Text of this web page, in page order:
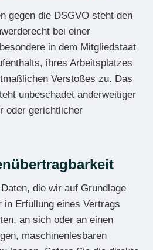
gegen die DSGVO steht den
bei einer
in dem Mitgliedstaat
ihres Arbeitsplatzes
Verstoßes zu. Das
unbeschadet anderweitiger
oder gerichtlicher
die wir auf Grundlage
in Erfüllung eines Vertrags
an sich oder an einen
maschinenlesbaren